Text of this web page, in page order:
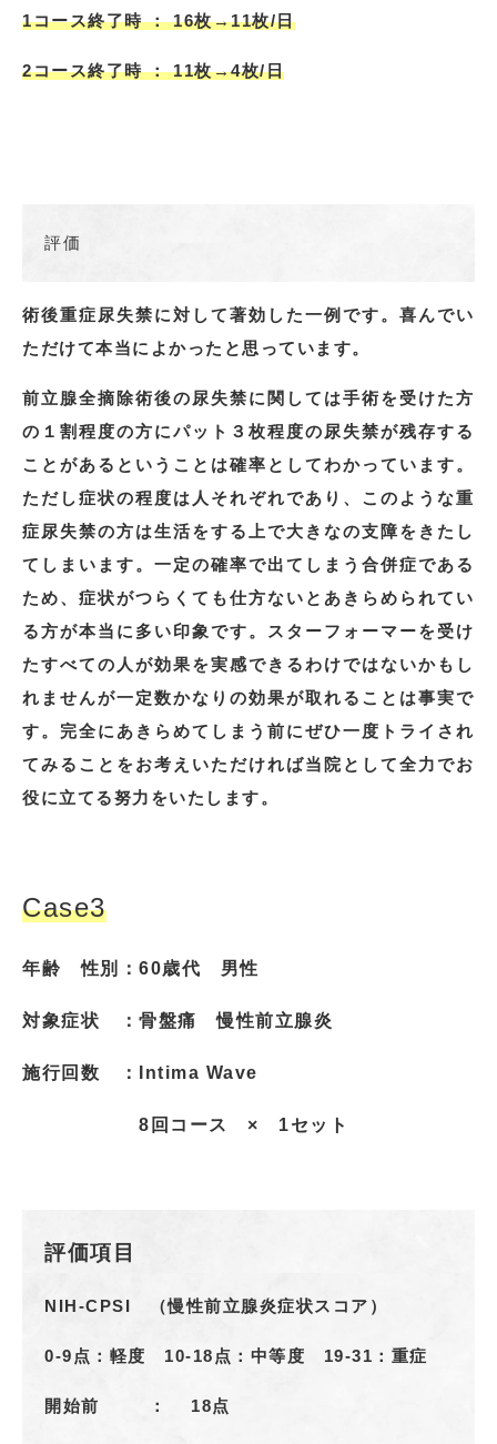
1コース終了時 ： 16枚→11枚/日
2コース終了時 ： 11枚→4枚/日
評価
術後重症尿失禁に対して著効した一例です。喜んでい
ただけて本当によかったと思っています。
前立腺全摘除術後の尿失禁に関しては手術を受けた方
の１割程度の方にパット３枚程度の尿失禁が残存する
ことがあるということは確率としてわかっています。
ただし症状の程度は人それぞれであり、このような重
症尿失禁の方は生活をする上で大きなの支障をきたし
てしまいます。一定の確率で出てしまう合併症である
ため、症状がつらくても仕方ないとあきらめられてい
る方が本当に多い印象です。スターフォーマーを受け
たすべての人が効果を実感できるわけではないかもし
れませんが一定数かなりの効果が取れることは事実で
す。完全にあきらめてしまう前にぜひ一度トライされ
てみることをお考えいただければ当院として全力でお
役に立てる努力をいたします。
Case3
年齢 性別：60歳代 男性
対象症状 ：骨盤痛 慢性前立腺炎
施行回数 ： Intima Wave
8回コース × 1セット
評価項目
NIH-CPSI （慢性前立腺炎症状スコア）
0-9点：軽度 10-18点：中等度 19-31：重症
開始前 ： 18点